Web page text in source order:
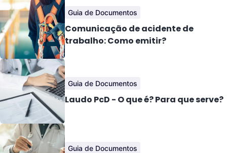
Guia de Documentos
Comunicação de acidente de
trabalho: Como emitir?
Guia de Documentos
Laudo PcD - O que é? Para que serve?
Guia de Documentos